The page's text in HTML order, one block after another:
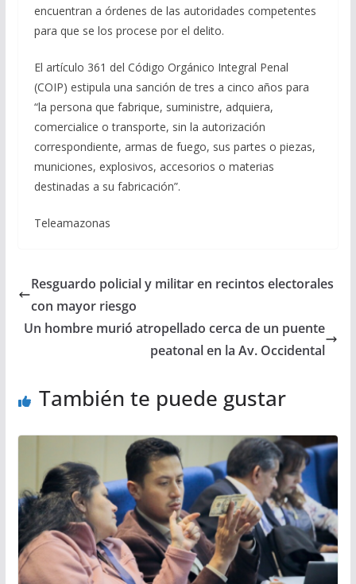
encuentran a órdenes de las autoridades competentes
para que se los procese por el delito.
El artículo 361 del Código Orgánico Integral Penal
(COIP) estipula una sanción de tres a cinco años para
“la persona que fabrique, suministre, adquiera,
comercialice o transporte, sin la autorización
correspondiente, armas de fuego, sus partes o piezas,
municiones, explosivos, accesorios o materias
destinadas a su fabricación”.
Teleamazonas
Resguardo policial y militar en recintos electorales
con mayor riesgo
Un hombre murió atropellado cerca de un puente
peatonal en la Av. Occidental
También te puede gustar